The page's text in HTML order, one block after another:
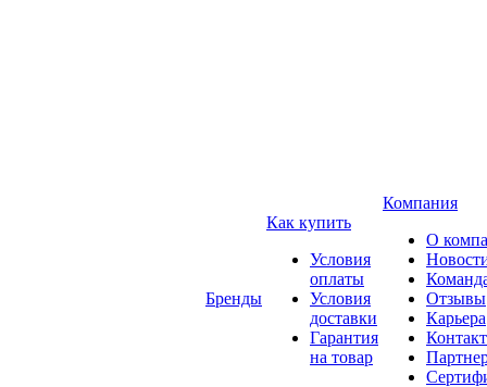
Бренды
Как купить
Условия
оплаты
Условия
доставки
Гарантия
на товар
Компания
О
Отзывы
Карьера